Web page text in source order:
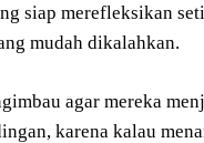
siap merefleksikan
mudah dikalahkan.
agar mereka
karena kalau